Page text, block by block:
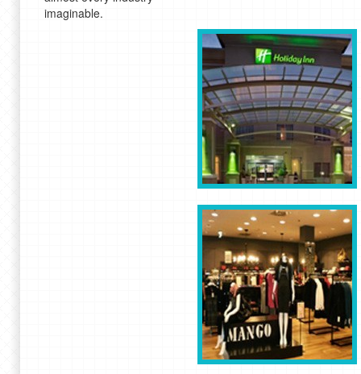
imaginable.